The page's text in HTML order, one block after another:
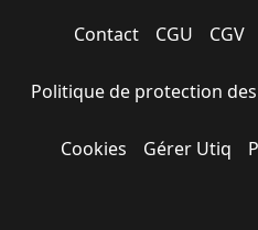
Contact CGU CGV
Politique de protection
Cookies Gérer Utiq